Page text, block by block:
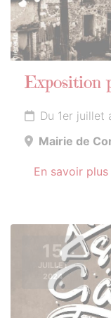
Exposition
Du 1er juillet
Mairie de
En savoir plus
15
JUILLET
2024